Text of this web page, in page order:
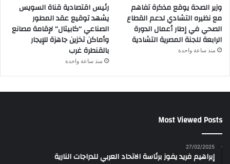
وزير الصحة يوقع مذكرة تفاهم
مع نظيره التشادي لدعم القطاع
الصحي في إطار أعمال الدورة
الرابعة للجنة المصرية التشادية
منذ ساعة واحدة
رئيس اقتصادية قناة السويس
يشهد توقيع عقد المطور
الصناعي “كابيتال” لإقامة مصانع
وأماكن تخزين جاهزة للإيجار
بالقنطرة غرب
منذ ساعة واحدة
Most Viewed Posts
27/02/2025
إبراهيم فريد يفوز برئاسة الاتحاد العربي للدراجات النارية